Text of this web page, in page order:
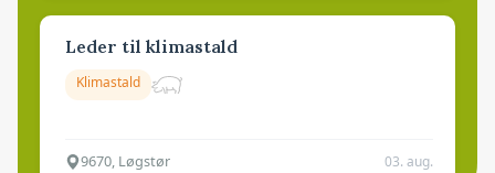
Leder til klimastald
Klimastald
9670, Løgstør 03. aug.